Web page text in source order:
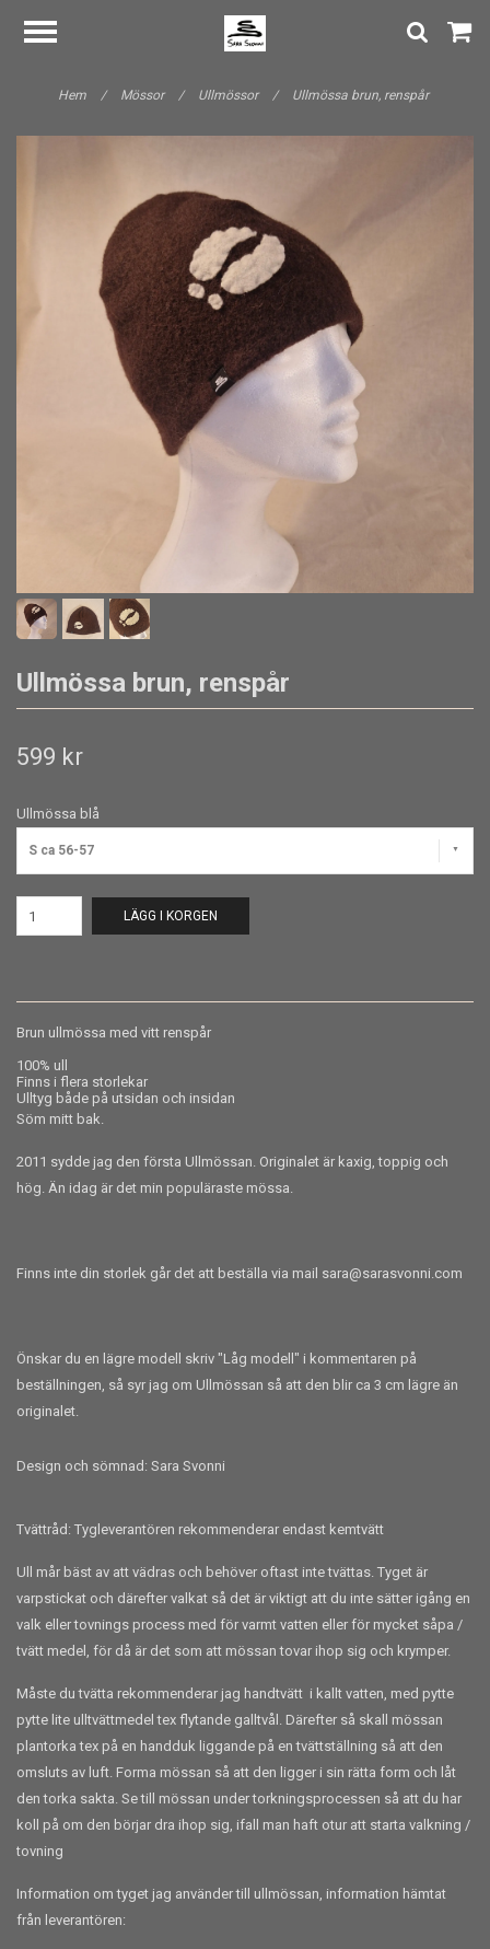
Hem / Mössor / Ullmössor / Ullmössa brun, renspår
Ullmössa brun, renspår
599 kr
Ullmössa blå
S ca 56-57
LÄGG I KORGEN
Brun ullmössa med vitt renspår
100% ull
Finns i flera storlekar
Ulltyg både på utsidan och insidan
Söm mitt bak.
2011 sydde jag den första Ullmössan. Originalet är kaxig, toppig och
hög. Än idag är det min populäraste mössa.
Finns inte din storlek går det att beställa via mail sara@sarasvonni.com
Önskar du en lägre modell skriv "Låg modell" i kommentaren på
beställningen, så syr jag om Ullmössan så att den blir ca 3 cm lägre än
originalet.
Design och sömnad: Sara Svonni
Tvättråd: Tygleverantören rekommenderar endast kemtvätt
Ull mår bäst av att vädras och behöver oftast inte tvättas. Tyget är
varpstickat och därefter valkat så det är viktigt att du inte sätter igång en
valk eller tovnings process med för varmt vatten eller för mycket såpa /
tvätt medel, för då är det som att mössan tovar ihop sig och krymper.
Måste du tvätta rekommenderar jag handtvätt i kallt vatten, med pytte
pytte lite ulltvättmedel tex flytande galltvål. Därefter så skall mössan
plantorka tex på en handduk liggande på en tvättställning så att den
omsluts av luft. Forma mössan så att den ligger i sin rätta form och låt
den torka sakta. Se till mössan under torkningsprocessen så att du har
koll på om den börjar dra ihop sig, ifall man haft otur att starta valkning /
tovning
Information om tyget jag använder till ullmössan, information hämtat
från leverantören: